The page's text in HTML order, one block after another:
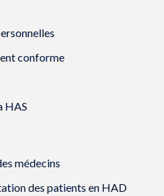
ê
t
e
ê
)
conforme
HAS
médecins
des patients en HAD